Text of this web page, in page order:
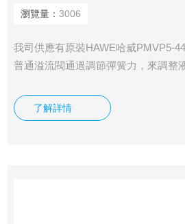
瀏覽量： 3006
我司供應有原裝HAWE哈威PMVP5-
普通溢流閥通過調節彈簧力，來調整
可以在0-24伏之間變化，產生的推力
續變化的液壓壓力。
了解詳情